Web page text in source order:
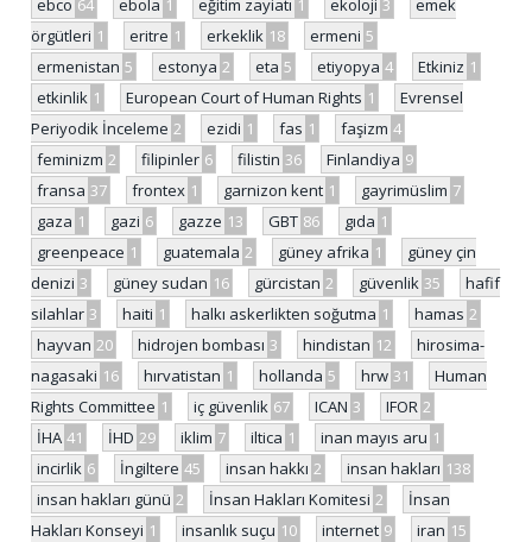
örgütleri 1 eritre 1 erkeklik 18 ermeni 5
ermenistan 5 estonya 2 eta 5 etiyopya 4 Etkiniz 1
etkinlik 1 European Court of Human Rights 1
Evrensel
Periyodik İnceleme 2 ezidi 1 fas 1 faşizm 4
feminizm 2 filipinler 6 filistin 36 Finlandiya 9
fransa 37 frontex 1 garnizon kent 1 gayrimüslim 7
gaza 1 gazi 6 gazze 13 GBT 86 gıda 1
greenpeace 1 guatemala 2 güney afrika 1
güney çin
denizi 3 güney sudan 16 gürcistan 2 güvenlik 35
hafif
silahlar 3 haiti 1 halkı askerlikten soğutma 1 hamas 2
hayvan 20 hidrojen bombası 3 hindistan 12
hirosima-
nagasaki 16 hırvatistan 1 hollanda 5 hrw 31
Human
Rights Committee 1 iç güvenlik 67 ICAN 3 IFOR 2
İHA 41 İHD 29 iklim 7 iltica 1 inan mayıs aru 1
incirlik 6 İngiltere 45 insan hakkı 2 insan hakları 138
insan hakları günü 2 İnsan Hakları Komitesi 2
İnsan
Hakları Konseyi 1 insanlık suçu 10 internet 9 iran 15